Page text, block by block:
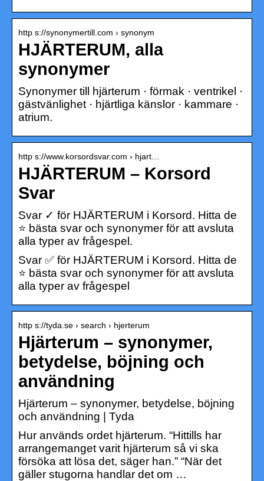
http s://synonymertill.com › synonym
HJÄRTERUM, alla
synonymer
Synonymer till hjärterum · förmak · ventrikel ·
gästvänlighet · hjärtliga känslor · kammare ·
atrium.
http s://www.korsordsvar.com › hjart…
HJÄRTERUM – Korsord
Svar
Svar ✓ för HJÄRTERUM i Korsord. Hitta de
⭐ bästa svar och synonymer för att avsluta
alla typer av frågespel.
Svar ✅ för HJÄRTERUM i Korsord. Hitta de
⭐ bästa svar och synonymer för att avsluta
alla typer av frågespel
http s://tyda.se › search › hjerterum
Hjärterum – synonymer,
betydelse, böjning och
användning
Hjärterum – synonymer, betydelse, böjning
och användning | Tyda
Hur används ordet hjärterum. “Hittills har
arrangemanget varit hjärterum så vi ska
försöka att lösa det, säger han.” “När det
gäller stugorna handlar det om …